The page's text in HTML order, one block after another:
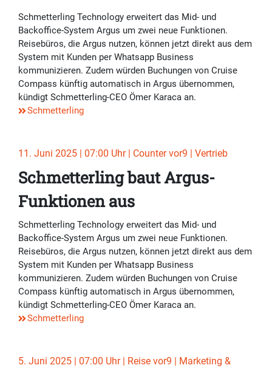
Schmetterling Technology erweitert das Mid- und
Backoffice-System Argus um zwei neue Funktionen.
Reisebüros, die Argus nutzen, können jetzt direkt aus dem
System mit Kunden per Whatsapp Business
kommunizieren. Zudem würden Buchungen von Cruise
Compass künftig automatisch in Argus übernommen,
kündigt Schmetterling-CEO Ömer Karaca an.
Schmetterling
11. Juni 2025 | 07:00 Uhr | Counter vor9 | Vertrieb
Schmetterling baut Argus-
Funktionen aus
Schmetterling Technology erweitert das Mid- und
Backoffice-System Argus um zwei neue Funktionen.
Reisebüros, die Argus nutzen, können jetzt direkt aus dem
System mit Kunden per Whatsapp Business
kommunizieren. Zudem würden Buchungen von Cruise
Compass künftig automatisch in Argus übernommen,
kündigt Schmetterling-CEO Ömer Karaca an.
Schmetterling
5. Juni 2025 | 07:00 Uhr | Reise vor9 | Marketing &